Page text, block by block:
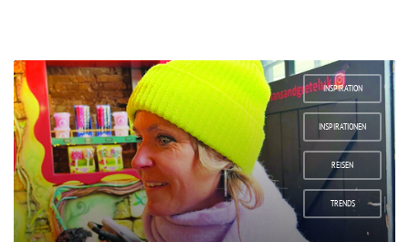
INSPIRATION
,
INSPIRATIONEN
REISEN
TRENDS